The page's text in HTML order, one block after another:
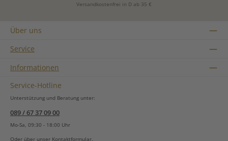
Versandkostenfrei in D ab 35 €
Über uns
Service
Informationen
Service-Hotline
Unterstützung und Beratung unter:
089 / 67 37 09 00
Mo-Sa, 09:30 - 18:00 Uhr
Oder über unser Kontaktformular